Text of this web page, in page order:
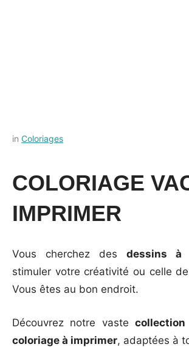
Posted
septembre
by
in Coloriages
COLORIAGE
IMPRIMER
Vous cherchez des dessins à
stimuler votre créativité ou celle
Vous êtes au bon endroit.
Découvrez notre vaste
coloriage à imprimer, adaptées à